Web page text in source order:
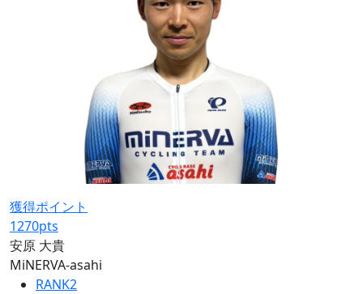
獲得ポイント
1270pts
安原 大貴
MiNERVA-asahi
RANK2